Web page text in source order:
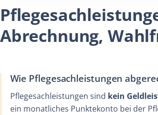
Abrechnung,
Wie Pflegesachleistungen
Pflegesachleistungen sind kein
ein monatliches Punktekonto bei der